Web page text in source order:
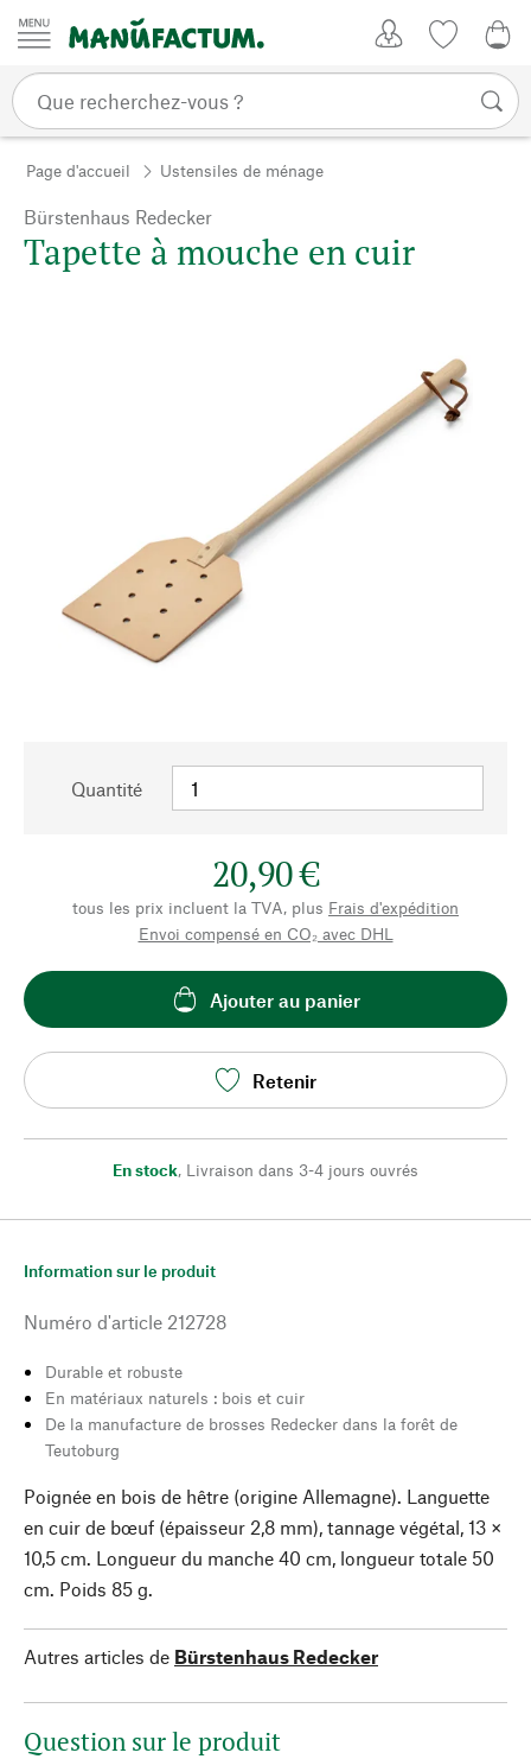
Passer au contenu
Page d'accueil Ustensiles de ménage
Bürstenhaus Redecker
Tapette à mouche en cuir
Quantité
20,90 €
tous les prix incluent la TVA, plus Frais d'expédition
Envoi compensé en CO₂ avec DHL
Ajouter au panier
Retenir
En stock, Livraison dans 3-4 jours ouvrés
Information sur le produit
Numéro d'article 212728
Durable et robuste
En matériaux naturels : bois et cuir
De la manufacture de brosses Redecker dans la forêt de
Teutoburg
Poignée en bois de hêtre (origine Allemagne). Languette
en cuir de bœuf (épaisseur 2,8 mm), tannage végétal, 13 ×
10,5 cm. Longueur du manche 40 cm, longueur totale 50
cm. Poids 85 g.
Autres articles de Bürstenhaus Redecker
Question sur le produit